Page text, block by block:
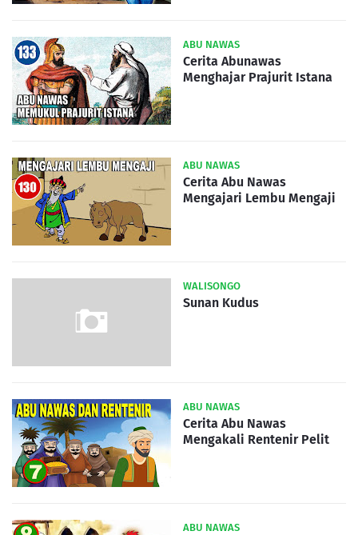
ABU NAWAS
Cerita Abunawas
Menghajar Prajurit Istana
ABU NAWAS
Cerita Abu Nawas
Mengajari Lembu Mengaji
WALISONGO
Sunan Kudus
ABU NAWAS
Cerita Abu Nawas
Mengakali Rentenir Pelit
ABU NAWAS